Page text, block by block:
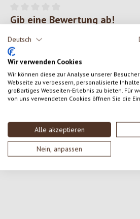
Deutsch
Wir verwenden Cookies
Wir können diese zur Analyse unserer
Webseite zu verbessern, personalisierte
großartiges Webseiten-Erlebnis zu bieten. Für
von uns verwendeten Cookies öffnen Sie die
Alle akzeptieren
Nein, anpassen
Durchschnittliche Bewertung von 0
Gib eine Bewertung ab!
Teile deine Erfahrungen mit dem
SCHREIBE EINE BEWERTUNG
Bewertungen nur in der aktuellen
Keine Bewertungen gefunden.
deine Erkenntnisse mit anderen.